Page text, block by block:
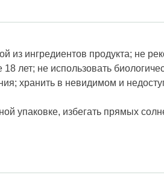
из ингредиентов продукта; не
лет; не использовать
хранить в невидимом и
упаковке, избегать прямых